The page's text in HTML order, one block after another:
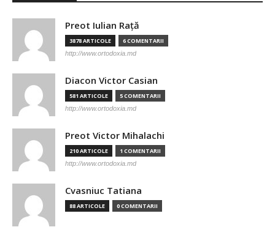
Preot Iulian Raţă
3878 ARTICOLE 6 COMENTARII
http://www.ortodoxia.md
Diacon Victor Casian
581 ARTICOLE 5 COMENTARII
http://www.ortodoxia.md
Preot Victor Mihalachi
210 ARTICOLE 1 COMENTARII
http://www.ortodoxia.md
Cvasniuc Tatiana
88 ARTICOLE 0 COMENTARII